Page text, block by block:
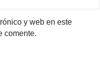
y web en este
comente.